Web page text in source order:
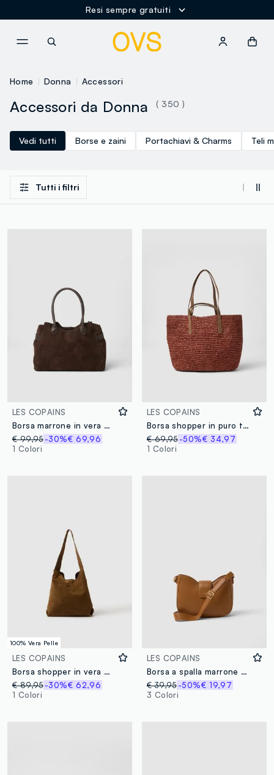
Resi sempre gratuiti
Home Donna Accessori
Accessori da Donna ( 350 )
Vedi tutti Borse e zaini Portachiavi & Charms Teli
Tutti i filtri
LES COPAINS
Borsa marrone in vera pelle
€ 99,95-30%€ 69,96
1 Colori
LES COPAINS
Borsa shopper in puro tessuto carta marrone
€ 69,95 -50%€ 34,97
1 Colori
100% Vera Pelle
LES COPAINS
Borsa shopper in vera pelle marrone
€ 89,95-30%€ 62,96
1 Colori
LES COPAINS
Borsa a spalla marrone con patta e tracolla regolabile
€ 39,95 -50%€ 19,97
3 Colori